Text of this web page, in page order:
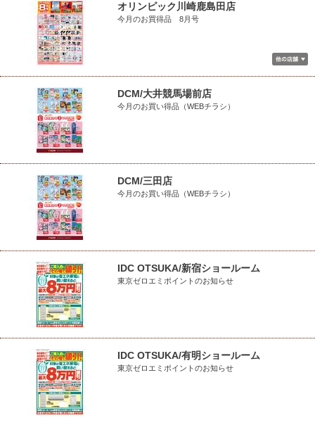
オリンピック川崎鹿島田店
今月のお買得品 8月号
DCM/大井競馬場前店
今月のお買い得品（WEBチラシ）
DCM/三田店
今月のお買い得品（WEBチラシ）
IDC OTSUKA/新宿ショールーム
東京ゼロエミポイントのお知らせ
IDC OTSUKA/有明ショールーム
東京ゼロエミポイントのお知らせ